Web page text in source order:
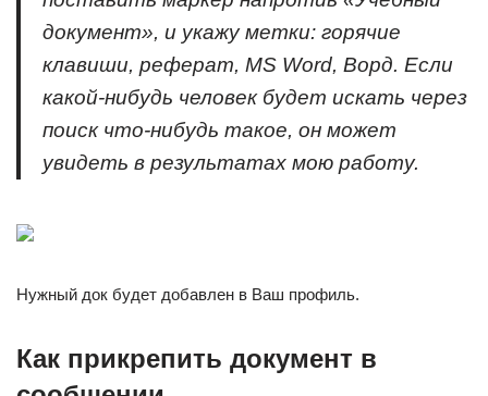
документ», и укажу метки: горячие
клавиши, реферат, MS Word, Ворд. Если
какой-нибудь человек будет искать через
поиск что-нибудь такое, он может
увидеть в результатах мою работу.
Нужный док будет добавлен в Ваш профиль.
Как прикрепить документ в